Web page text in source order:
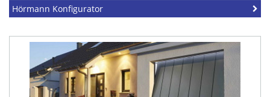
Hörmann Konfigurator